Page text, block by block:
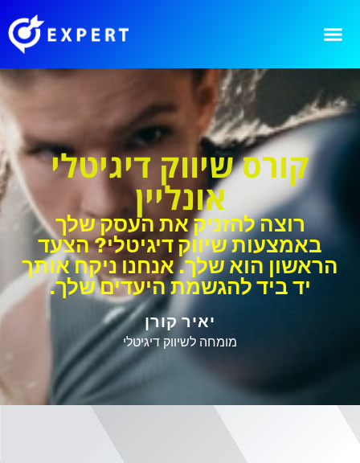
קורס שיווק דיגיטלי
אונליין
רוצה להזניק את העסק שלך
באמצעות שיווק דיגיטלי? הצעד
הראשון הוא שלך. אנחנו ניקח אותך
יד ביד להגשמת היעדים שלך.
יאיר קורן
מומחה לשיווק דיגיטלי